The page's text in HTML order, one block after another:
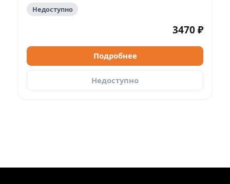
Недоступно
3470 ₽
Подробнее
Недоступно